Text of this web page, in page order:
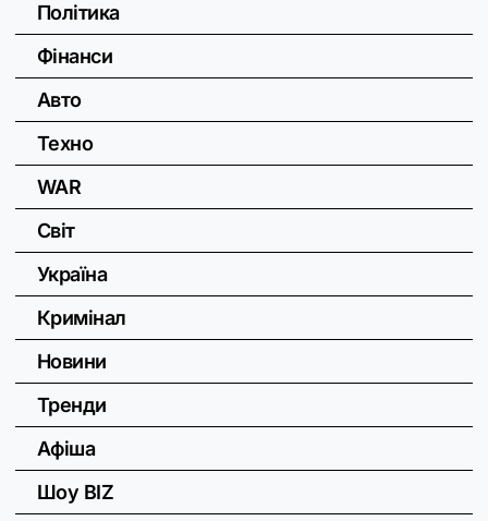
Політика
Фінанси
Авто
Техно
WAR
Світ
Україна
Кримінал
Новини
Тренди
Афіша
Шоу BIZ